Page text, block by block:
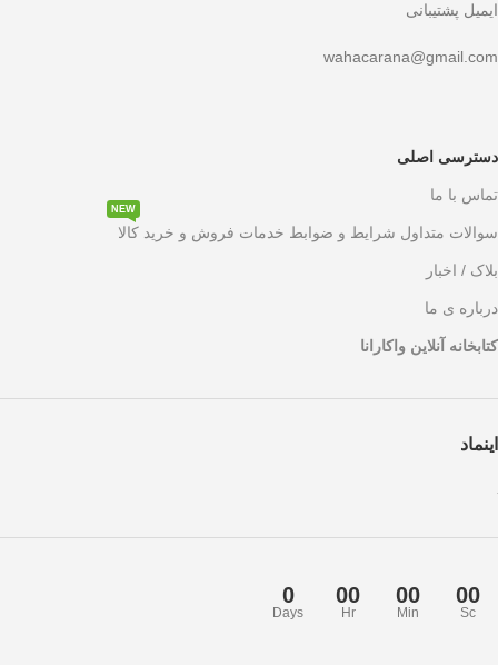
ایمیل پشتیبانی
wahacarana@gmail.com
دسترسی اصلی
تماس با ما
سوالات متداول شرایط و ضوابط خدمات فروش و خرید کالا
NEW
بلاک / اخبار
درباره ی ما
کتابخانه آنلاین واکارانا
اینماد
0
Days
00
Hr
00
Min
00
Sc